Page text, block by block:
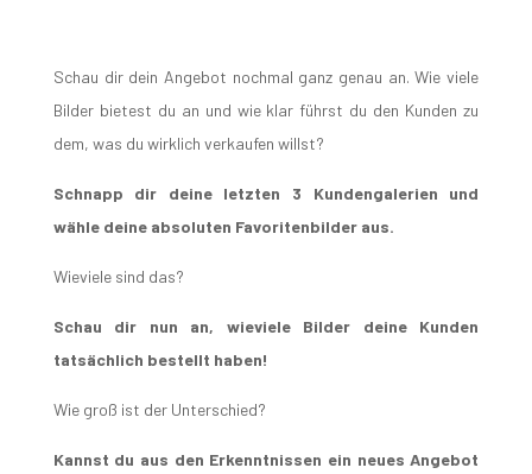
Schau dir dein Angebot nochmal ganz genau an. Wie viele
Bilder bietest du an und wie klar führst du den Kunden zu
dem, was du wirklich verkaufen willst?
Schnapp dir deine letzten 3 Kundengalerien und
wähle deine absoluten Favoritenbilder aus.
Wieviele sind das?
Schau dir nun an, wieviele Bilder deine Kunden
tatsächlich bestellt haben!
Wie groß ist der Unterschied?
Kannst du aus den Erkenntnissen ein neues Angebot